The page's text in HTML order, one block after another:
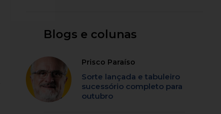
Blogs e colunas
Prisco Paraíso
Sorte lançada e tabuleiro
sucessório completo para
outubro